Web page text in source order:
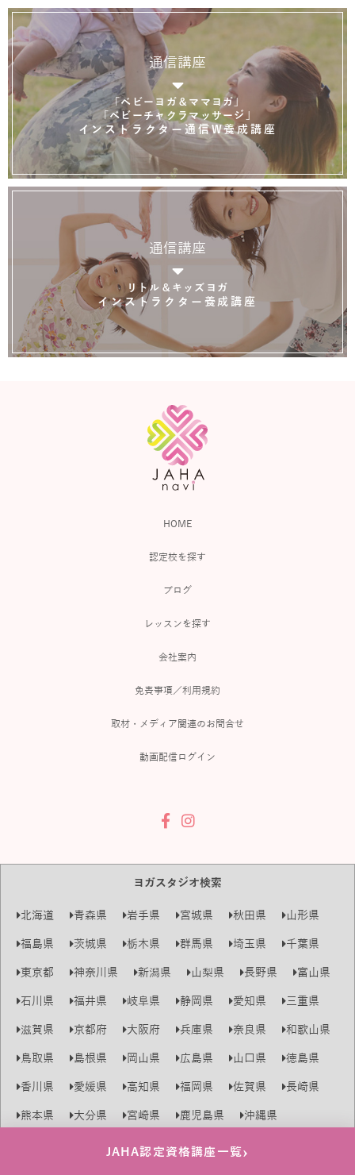
通信講座
「ベビーヨガ＆ママヨガ」
「ベビーチャクラマッサージ」
インストラクター通信W養成講座
通信講座
リトル＆キッズヨガ
インストラクター養成講座
HOME
認定校を探す
ブログ
レッスンを探す
会社案内
免責事項／利用規約
取材・メディア関連のお問合せ
動画配信ログイン
ヨガスタジオ検索
北海道 青森県 岩手県 宮城県 秋田県
山形県
福島県
茨城県 栃木県 群馬県 埼玉県
千葉県
東京都
神奈川県 新潟県 山梨県 長野県
富山県
石川県
福井県 岐阜県 静岡県 愛知県
三重県
滋賀県
京都府 大阪府 兵庫県 奈良県
和歌山県
鳥取県
島根県 岡山県 広島県 山口県
徳島県
香川県
愛媛県 高知県 福岡県 佐賀県
長崎県
熊本県
大分県 宮崎県 鹿児島県 沖縄県
copyright@JAHAnavi all right reserved.
JAHA認定資格講座一覧›